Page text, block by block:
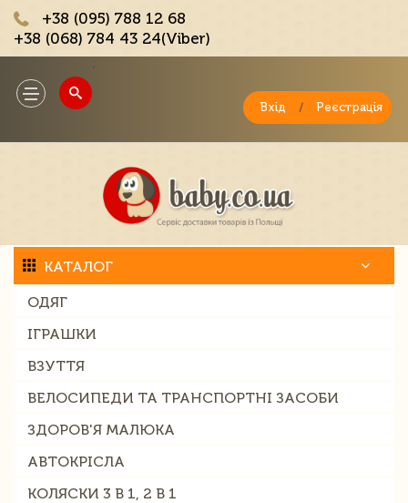
+38 (095) 788 12 68
+38 (068) 784 43 24(Viber)
Toggle
navigation
Вхід / Реєстрація
КАТАЛОГ
ОДЯГ
ІГРАШКИ
ВЗУТТЯ
ВЕЛОСИПЕДИ ТА ТРАНСПОРТНІ ЗАСОБИ
ЗДОРОВ'Я МАЛЮКА
АВТОКРІСЛА
КОЛЯСКИ 3 В 1, 2 В 1